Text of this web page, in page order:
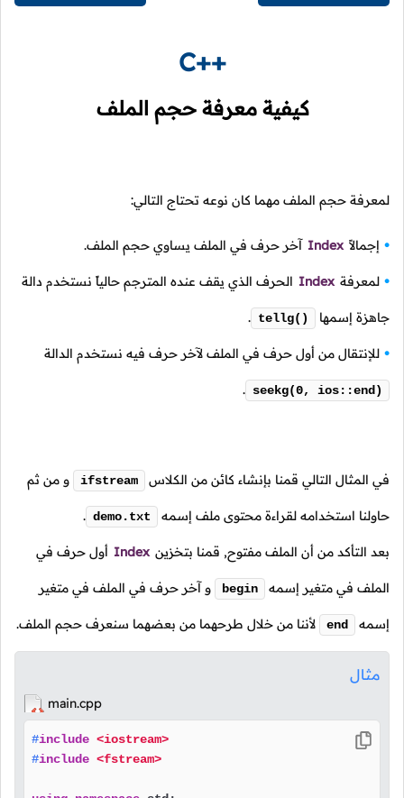
C++
كيفية معرفة حجم الملف
لمعرفة حجم الملف مهما كان نوعه تحتاج التالي:
إجمالاً Index آخر حرف في الملف يساوي حجم الملف.
لمعرفة Index الحرف الذي يقف عنده المترجم حالياً نستخدم دالة
جاهزة إسمها tellg()
.
للإنتقال من أول حرف في الملف لآخر حرف فيه نستخدم الدالة
seekg(0, ios::end)
.
في المثال التالي قمنا بإنشاء كائن من الكلاس ifstream و من ثم
حاولنا استخدامه لقراءة محتوى ملف إسمه demo.txt
.
بعد التأكد من أن الملف مفتوح, قمنا بتخزين Index أول حرف في
الملف في متغير إسمه begin و آخر حرف في الملف في متغير
إسمه end لأننا من خلال طرحهما من بعضهما سنعرف حجم الملف.
مثال
main.cpp
#include <iostream>
#include <fstream>